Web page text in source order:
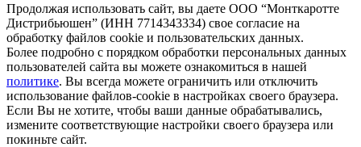
Продолжая использовать сайт, вы даете ООО “Монткаротте
Дистрибьюшен” (ИНН 7714343334) свое согласие на
обработку файлов cookie и пользовательских данных.
Более подробно с порядком обработки персональных данных
пользователей сайта вы можете ознакомиться в нашей
политике. Вы всегда можете ограничить или отключить
использование файлов-cookie в настройках своего браузера.
Если Вы не хотите, чтобы ваши данные обрабатывались,
измените соответствующие настройки своего браузера или
покиньте сайт.